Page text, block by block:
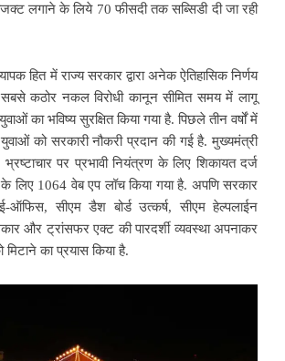
लगाने के लिये 70 फीसदी तक सब्सिडी दी जा रही
हित में राज्य सरकार द्वारा अनेक ऐतिहासिक निर्णय
कठोर नकल विरोधी कानून सीमित समय में लागू
का भविष्य सुरक्षित किया गया है. पिछले तीन वर्षों में
को सरकारी नौकरी प्रदान की गई है. मुख्यमंत्री
पर प्रभावी नियंत्रण के लिए शिकायत दर्ज
लिए 1064 वेब एप लॉच किया गया है. अपणि सरकार
ऑफिस, सीएम डैश बोर्ड उत्कर्ष, सीएम हेल्पलाईन
और ट्रांसफर एक्ट की पारदर्शी व्यवस्था अपनाकर
मिटाने का प्रयास किया है.